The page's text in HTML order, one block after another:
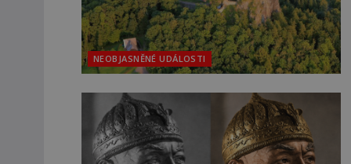
NEOBJASNĚNÉ UDÁLOSTI